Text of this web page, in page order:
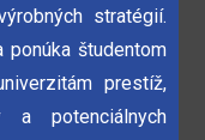
stratégií.
ponúka študentom
prestíž,
a potenciálnych